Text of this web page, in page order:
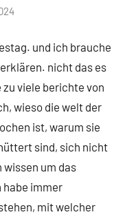
und ich brauche
nicht das es
viele berichte von
wieso die welt der
ist, warum sie
sind, sich nicht
um das
habe immer
mit welcher